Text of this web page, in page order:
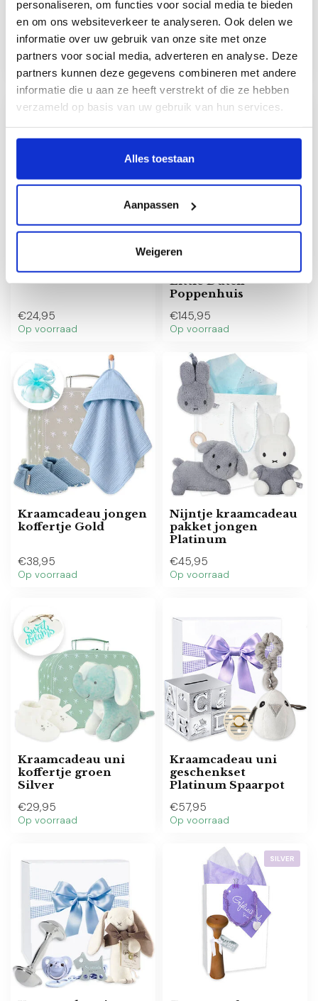
personaliseren, om functies voor social media te bieden
en om ons websiteverkeer te analyseren. Ook delen we
informatie over uw gebruik van onze site met onze
partners voor social media, adverteren en analyse. Deze
partners kunnen deze gegevens combineren met andere
informatie die u aan ze heeft verstrekt of die ze hebben
verzameld op basis van uw gebruik van hun services.
Alles toestaan
Aanpassen
Weigeren
Nijntje kraamcadeau
pakket jongen Silver
€35,95
Op voorraad
Kraamcadeau jongen
geschenkset
Platinum Spaarpot
€57,95
Op voorraad
Kraamcadeau meisje
pakket Silver
€24,95
Op voorraad
NIEUW
10 Daagse
kraamcadeau pakket
Little Dutch
Poppenhuis
€145,95
Op voorraad
Kraamcadeau jongen
koffertje Gold
€38,95
Op voorraad
Nijntje kraamcadeau
pakket jongen
Platinum
€45,95
Op voorraad
Kraamcadeau uni
koffertje groen
Silver
€29,95
Op voorraad
Kraamcadeau uni
geschenkset
Platinum Spaarpot
€57,95
Op voorraad
SILVER